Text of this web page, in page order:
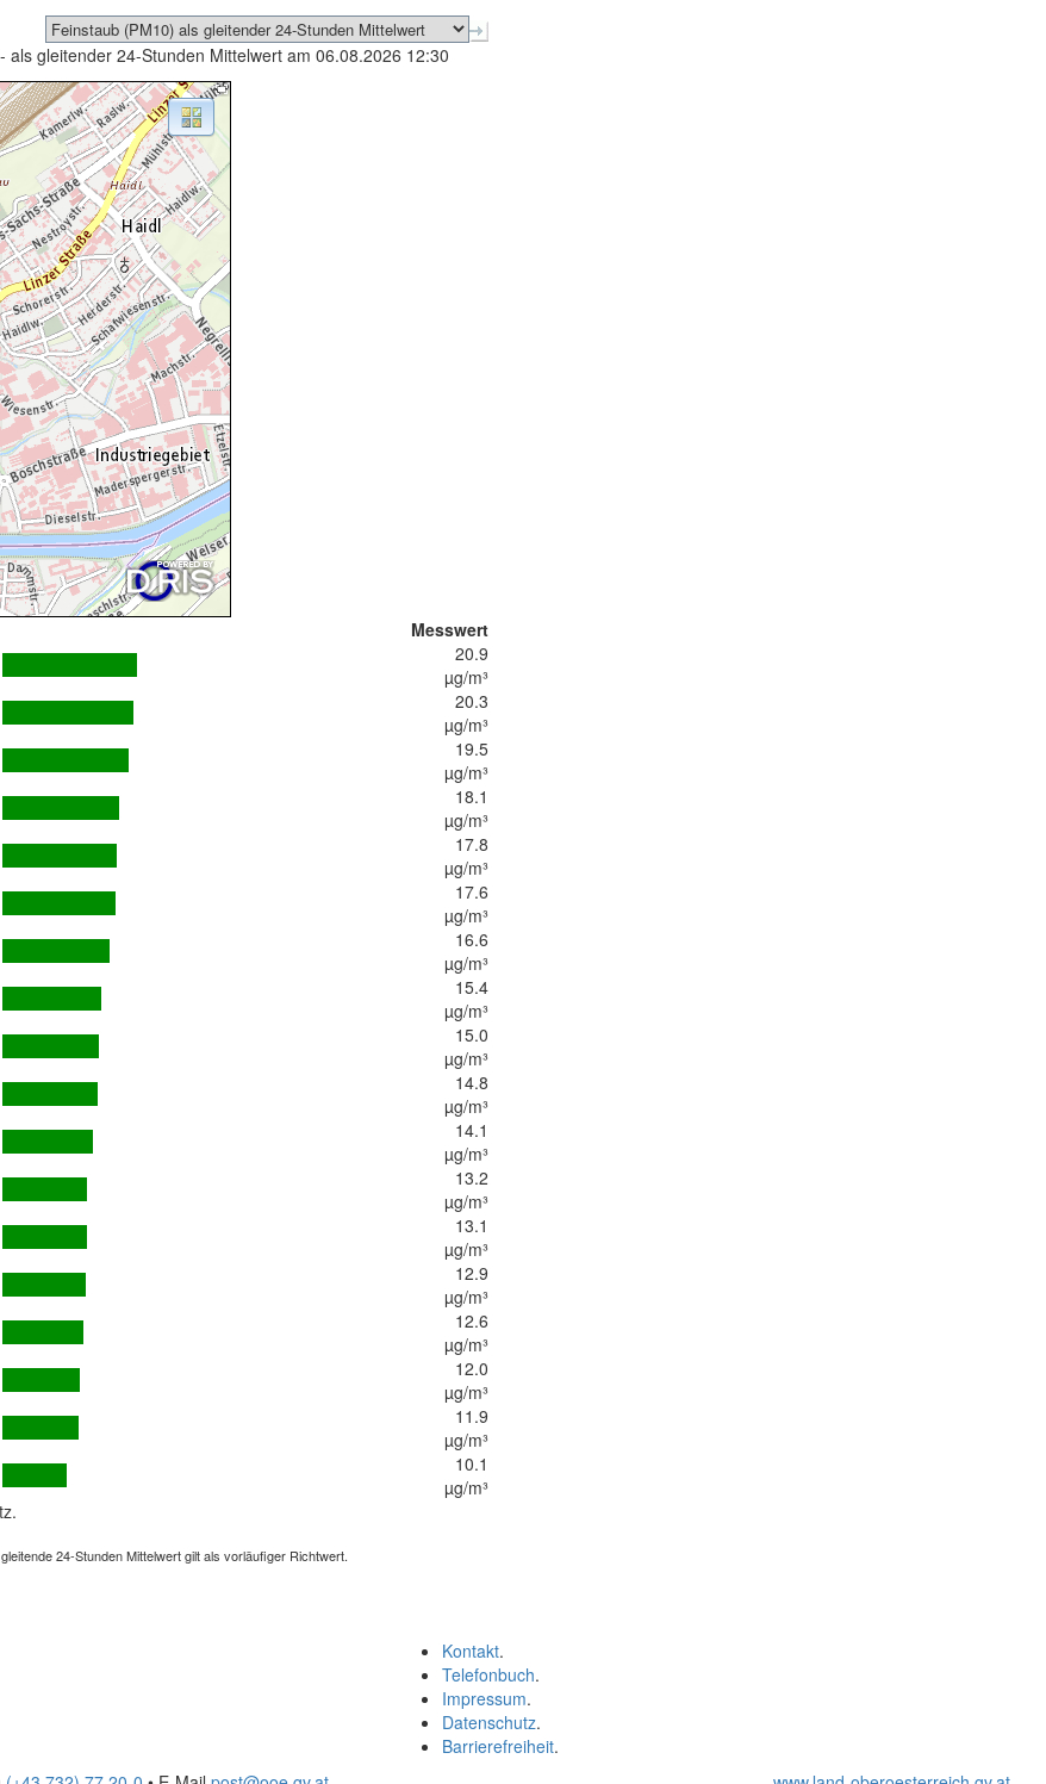
- als gleitender 24-Stunden Mittelwert am 06.08.2026 12:30
Messwert
20.9
µg/m³
20.3
µg/m³
19.5
µg/m³
18.1
µg/m³
17.8
µg/m³
17.6
µg/m³
16.6
µg/m³
15.4
µg/m³
15.0
µg/m³
14.8
µg/m³
14.1
µg/m³
13.2
µg/m³
13.1
µg/m³
12.9
µg/m³
12.6
µg/m³
12.0
µg/m³
11.9
µg/m³
10.1
µg/m³
24-Stunden Mittelwert gilt als vorläufiger Richtwert.
Kontakt.
Telefonbuch.
Impressum.
Datenschutz.
Barrierefreiheit.